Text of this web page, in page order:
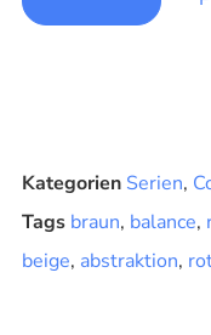
Kategorien Serien,
Tags braun, balance,
beige, abstraktion,